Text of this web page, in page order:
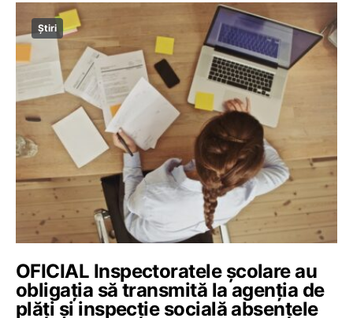
Știri
OFICIAL Inspectoratele școlare au
obligația să transmită la agenția de
plăți și inspecție socială absențele